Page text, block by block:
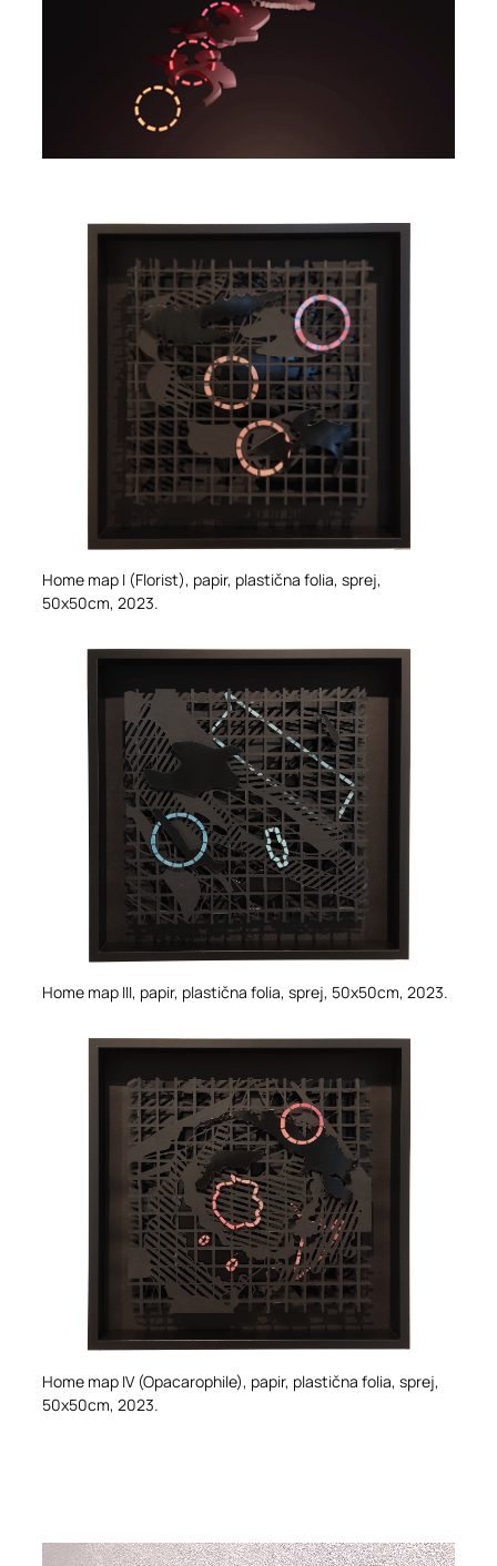
Home map I (Florist), papir, plastična folia, sprej,
50x50cm, 2023.
Home map III, papir, plastična folia, sprej, 50x50cm, 2023.
Home map IV (Opacarophile), papir, plastična folia, sprej,
50x50cm, 2023.